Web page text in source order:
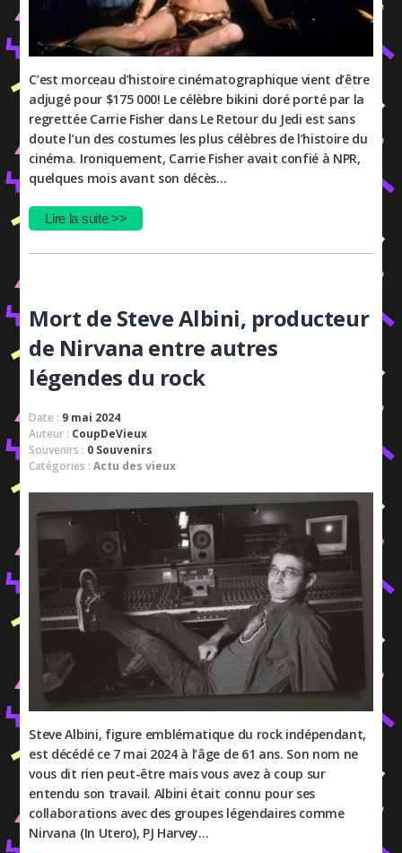
C’est morceau d’histoire cinématographique vient d’être
adjugé pour $175 000! Le célèbre bikini doré porté par la
regrettée Carrie Fisher dans Le Retour du Jedi est sans
doute l’un des costumes les plus célèbres de l’histoire du
cinéma. Ironiquement, Carrie Fisher avait confié à NPR,
quelques mois avant son décès…
Lire la suite >>
Mort de Steve Albini, producteur
de Nirvana entre autres
légendes du rock
Date : 9 mai 2024
Auteur : CoupDeVieux
Souvenirs : 0 Souvenirs
Catégories :Actu des vieux
Steve Albini, figure emblématique du rock indépendant,
est décédé ce 7 mai 2024 à l’âge de 61 ans. Son nom ne
vous dit rien peut-être mais vous avez à coup sur
entendu son travail. Albini était connu pour ses
collaborations avec des groupes légendaires comme
Nirvana (In Utero), PJ Harvey…